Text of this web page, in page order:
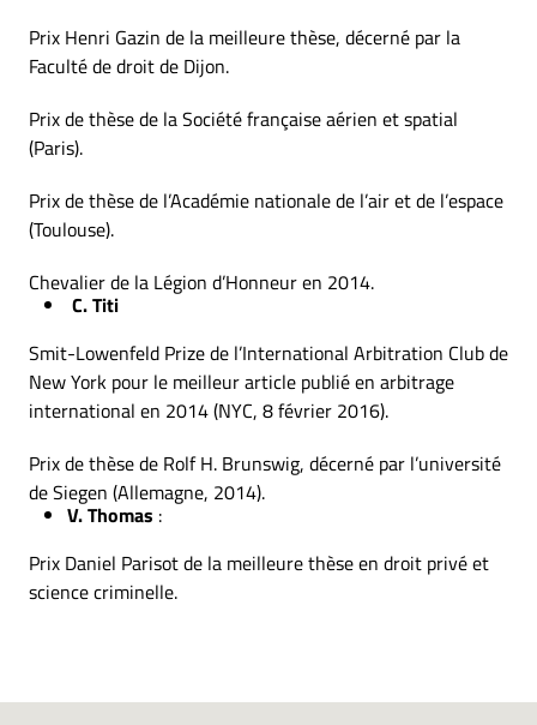
Prix Henri Gazin de la meilleure thèse, décerné par la
Faculté de droit de Dijon.
Prix de thèse de la Société française aérien et spatial
(Paris).
Prix de thèse de l’Académie nationale de l’air et de l’espace
(Toulouse).
Chevalier de la Légion d’Honneur en 2014.
C. Titi
Smit-Lowenfeld Prize de l’International Arbitration Club de
New York pour le meilleur article publié en arbitrage
international en 2014 (NYC, 8 février 2016).
Prix de thèse de Rolf H. Brunswig, décerné par l’université
de Siegen (Allemagne, 2014).
V. Thomas :
Prix Daniel Parisot de la meilleure thèse en droit privé et
science criminelle.